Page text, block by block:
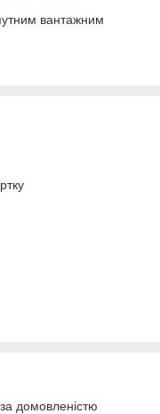
вантажним
домовленістю